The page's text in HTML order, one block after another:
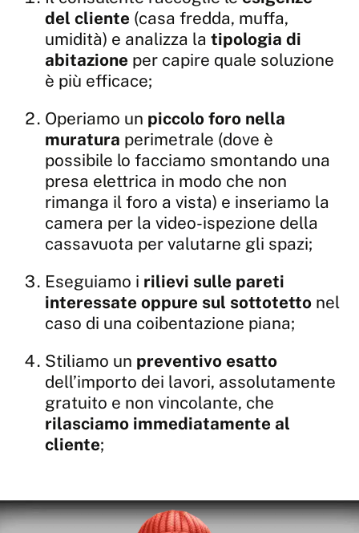
del cliente (casa fredda, muffa,
umidità) e analizza la tipologia di
abitazione per capire quale soluzione
è più efficace;
Operiamo un piccolo foro nella
muratura perimetrale (dove è
possibile lo facciamo smontando una
presa elettrica in modo che non
rimanga il foro a vista) e inseriamo la
camera per la video-ispezione della
cassavuota per valutarne gli spazi;
Eseguiamo i rilievi sulle pareti
interessate oppure sul sottotettonel
caso di una coibentazione piana;
Stiliamo un preventivo esatto
dell’importo dei lavori, assolutamente
gratuito e non vincolante, che
rilasciamo immediatamente al
cliente;